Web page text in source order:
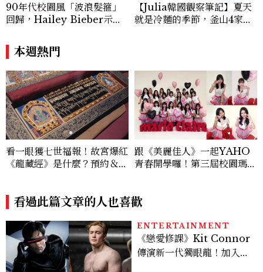
品質生活旅遊靈感內容。 Contact：ben
ny_yang@mctw.com.tw
90年代校園風「波浪髮箍」
回歸，Hailey Bieber示範
u髮箍未開賣先爆紅！
【Julia韓國觀察筆記】夏天
就是冷麵的季節，釜山4家必
本週熱門
看一眼獲七世福報！故宮爆紅
《龍藏經》是什麼？預約＆參
跟《美麗佳人》一起YAHO
青春開學囉！第三屆校園瑪麗
待Pink Run一起為愛開跑！
看過此篇文章的人也喜歡
ENTERTAINMENT
《戀愛修課》Kit Connor
傳演新一代獨眼龍！加入新